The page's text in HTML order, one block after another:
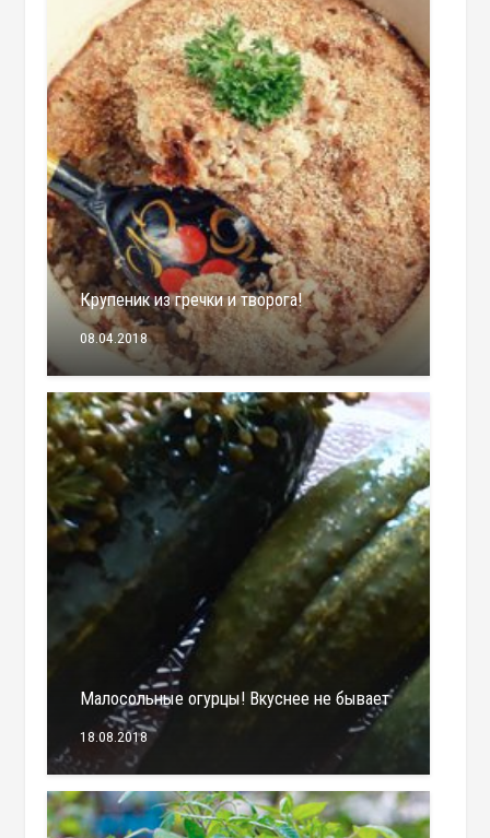
Крупеник из гречки и творога!
08.04.2018
Малосольные огурцы! Вкуснее не бывает
18.08.2018